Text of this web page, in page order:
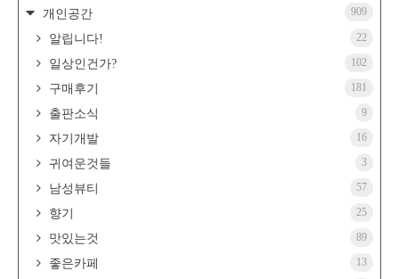
개인공간 909
알립니다! 22
일상인건가? 102
구매후기 181
출판소식 9
자기개발 16
귀여운것들 3
남성뷰티 57
향기 25
맛있는것 89
좋은카페 13